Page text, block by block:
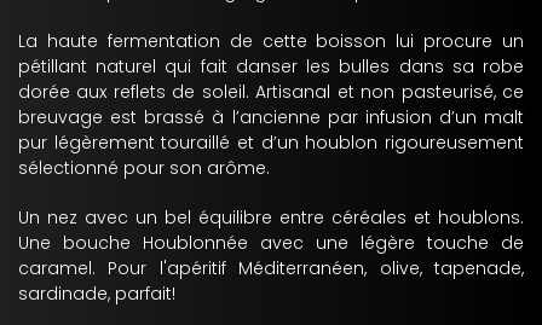
La haute fermentation de cette boisson lui procure un
pétillant naturel qui fait danser les bulles dans sa robe
dorée aux reflets de soleil. Artisanal et non pasteurisé, ce
breuvage est brassé à l’ancienne par infusion d’un malt
pur légèrement touraillé et d’un houblon rigoureusement
sélectionné pour son arôme.
Un nez avec un bel équilibre entre céréales et houblons.
Une bouche Houblonnée avec une légère touche de
caramel. Pour l'apéritif Méditerranéen, olive, tapenade,
sardinade, parfait!